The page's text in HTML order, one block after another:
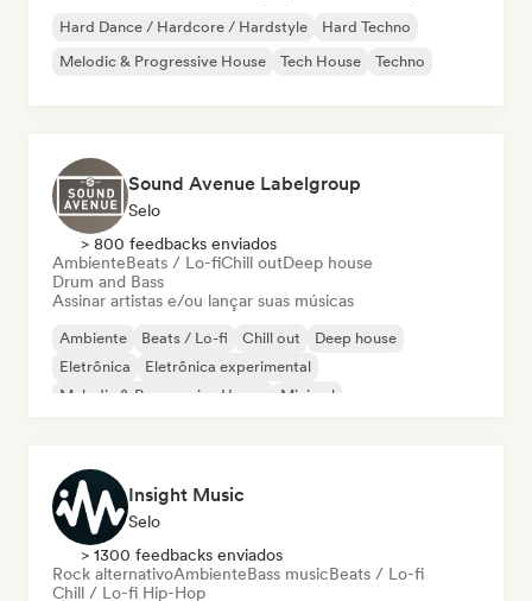
Hard Dance / Hardcore / Hardstyle
Hard Techno
Melodic & Progressive House
Tech House Techno
Sound Avenue Labelgroup
Selo
> 800 feedbacks enviados
AmbienteBeats / Lo-fiChill outDeep house
Drum and Bass
Assinar artistas e/ou lançar suas músicas
Ambiente Beats / Lo-fi Chill out
Deep house
Eletrônica
Eletrônica experimental
Melodic & Progressive House
Minimal
Insight Music
Selo
> 1300 feedbacks enviados
Rock alternativoAmbienteBass musicBeats / Lo-fi
Chill / Lo-fi Hip-Hop